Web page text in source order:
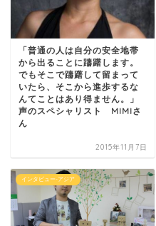
「普通の人は自分の安全地帯
から出ることに躊躇します。
でもそこで躊躇して留まって
いたら、そこから進歩するな
んてことはあり得ません。」
声のスペシャリスト MIMIさ
ん
2015年11月7日
インタビュー-アジア